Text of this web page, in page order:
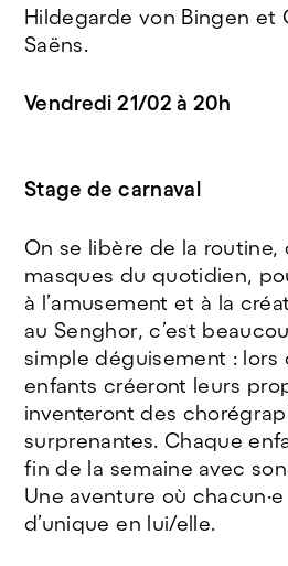
Hildegarde von Bingen et
Saëns.
Vendredi 21/02 à 20h
Stage de carnaval
On se libère de la routine,
masques du quotidien,
à l’amusement et à la
au Senghor, c’est
simple déguisement : lors
enfants créeront leurs
inventeront des
surprenantes. Chaque
fin de la semaine avec
Une aventure où
d’unique en lui/elle.